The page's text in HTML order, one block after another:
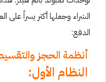
الشراء وجعلها أكثر يسراً على
الدفع:
أنظمة الحجز
النظام الأول: